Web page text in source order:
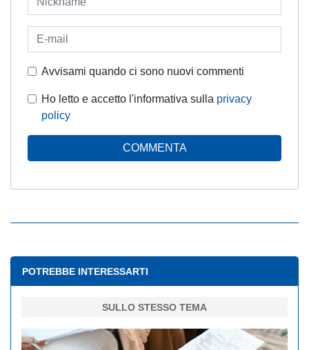
Avvisami quando ci sono nuovi commenti
Ho letto e accetto l'informativa sulla privacy
policy
COMMENTA
POTREBBE INTERESSARTI
SULLO STESSO TEMA